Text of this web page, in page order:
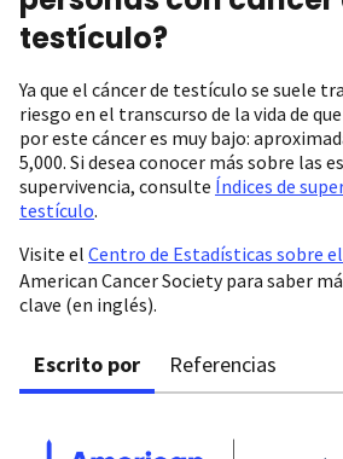
testículo?
Ya que el cáncer de testículo se suele
riesgo en el transcurso de la vida de
por este cáncer es muy bajo:
5,000. Si desea conocer más sobre las
supervivencia, consulte Índices de
testículo.
Visite el Centro de Estadísticas sobre el
American Cancer Society para saber
clave (en inglés).
Escrito por Referencias